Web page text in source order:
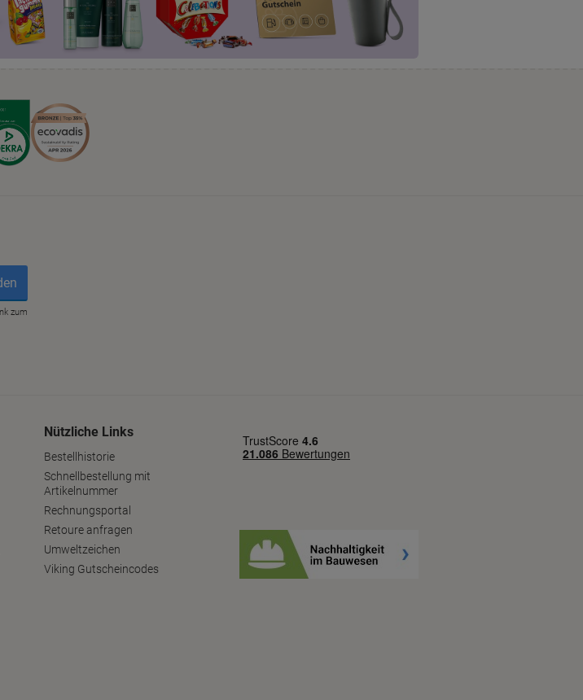
Nützliche Links
Bestellhistorie
Schnellbestellung mit
Artikelnummer
Rechnungsportal
Retoure anfragen
Umweltzeichen
Viking Gutscheincodes